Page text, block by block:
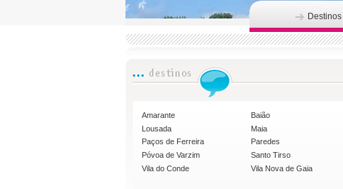
Destinos
Amarante Baião
Lousada
Maia
Paços de Ferreira
Paredes
Póvoa de Varzim
Santo Tirso
Vila do Conde
Vila Nova de Gaia